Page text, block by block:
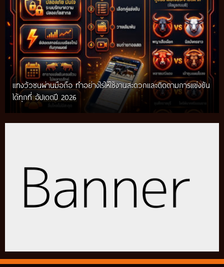
แทงวัวชนผ่านมือถือ ทำอย่างไรให้ใช้งานสะดวกและติดตามการแข่งขัน
ได้ทุกที่ อัปเดตปี 2026